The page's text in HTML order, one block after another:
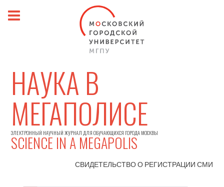
НАУКА В
МЕГАПОЛИСЕ
ЭЛЕКТРОННЫЙ НАУЧНЫЙ ЖУРНАЛ ДЛЯ ОБУЧАЮЩИХСЯ ГОРОДА МОСКВЫ
SCIENCE IN A MEGAPOLIS
СВИДЕТЕЛЬСТВО О РЕГИСТРАЦИИСМИ